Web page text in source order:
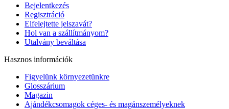
Bejelentkezés
Regisztráció
Elfelejtette jelszavát?
Hol van a szállítmányom?
Utalvány beváltása
Hasznos információk
Figyelünk környezetünkre
Glosszárium
Magazin
Ajándékcsomagok céges- és magánszemélyeknek